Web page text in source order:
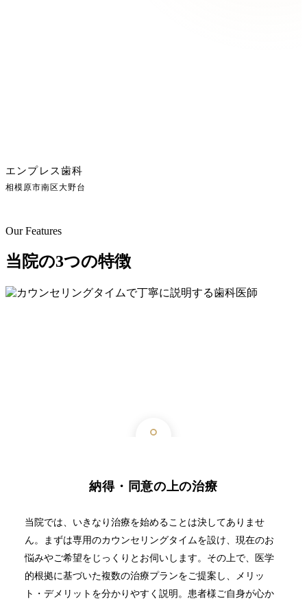
エンプレス歯科
相模原市南区大野台
Our Features
当院の3つの特徴
納得・同意の上の治療
当院では、いきなり治療を始めることは決してありませ
ん。まずは専用のカウンセリングタイムを設け、現在のお
悩みやご希望をじっくりとお伺いします。その上で、医学
的根拠に基づいた複数の治療プランをご提案し、メリッ
ト・デメリットを分かりやすく説明。患者様ご自身が心か